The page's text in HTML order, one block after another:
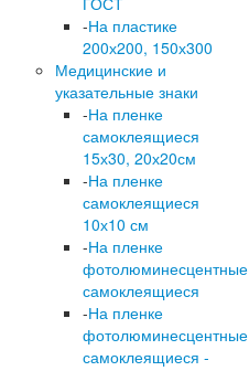
-На пластике
200х200, 150х300
Медицинские и
указательные знаки
-На пленке
самоклеящиеся
15х30, 20х20см
-На пленке
самоклеящиеся
10х10 см
-На пленке
фотолюминесцентные
самоклеящиеся
-На пленке
фотолюминесцентные
самоклеящиеся -